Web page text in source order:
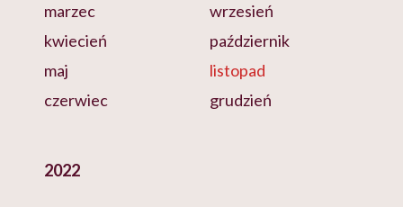
marzec
kwiecień
maj
czerwiec
wrzesień
październik
listopad
grudzień
2022